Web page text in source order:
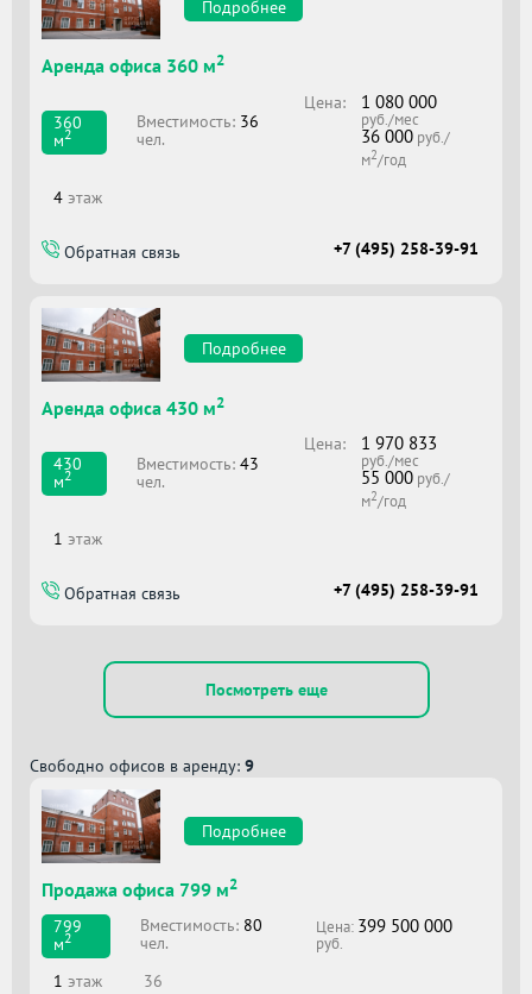
Подробнее
Аренда офиса 360 м2
360
м2
Вместимоcть: 36
чел.
Цена: 1 080 000
руб./мес
36 000руб./
м2/год
4 этаж
Обратная связь +7 (495) 258-39-91
Подробнее
Аренда офиса 430 м2
430
м2
Вместимоcть:43
чел.
Цена: 1 970 833
руб./мес
55 000руб./
м2/год
1 этаж
Обратная связь +7 (495) 258-39-91
Посмотреть еще
Свободно офисов в аренду: 9
Подробнее
Продажа офиса 799 м2
799
м2
Вместимоcть: 80
чел.
Цена: 399 500 000
руб.
1 этаж 36